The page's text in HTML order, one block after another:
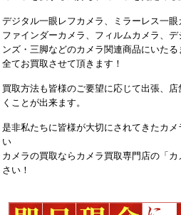
デジタル一眼レフカメラ、ミラーレス一
ファインダーカメラ、フィルムカメラ、
ンズ・三脚などのカメラ関連商品にいた
全てお買取させて頂きます！
買取方法も皆様のご要望に応じて出張、
くことが出来ます。
是非私たちに皆様が大切にされてきたカ
い
カメラの買取ならカメラ買取専門店の「
さい！